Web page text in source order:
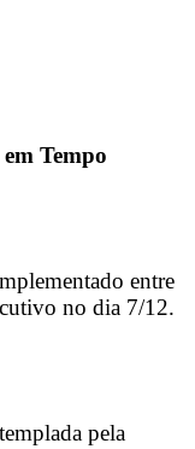
Tempo
entre
no dia 7/12.
pela